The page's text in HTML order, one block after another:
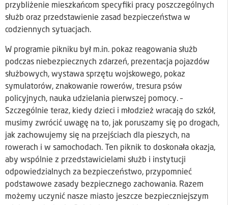
przybliżenie mieszkańcom specyfiki pracy poszczególnych
służb oraz przedstawienie zasad bezpieczeństwa w
codziennych sytuacjach.
W programie pikniku był m.in. pokaz reagowania służb
podczas niebezpiecznych zdarzeń, prezentacja pojazdów
służbowych, wystawa sprzętu wojskowego, pokaz
symulatorów, znakowanie rowerów, tresura psów
policyjnych, nauka udzielania pierwszej pomocy. –
Szczególnie teraz, kiedy dzieci i młodzież wracają do szkół,
musimy zwrócić uwagę na to, jak poruszamy się po drogach,
jak zachowujemy się na przejściach dla pieszych, na
rowerach i w samochodach. Ten piknik to doskonała okazja,
aby wspólnie z przedstawicielami służb i instytucji
odpowiedzialnych za bezpieczeństwo, przypomnieć
podstawowe zasady bezpiecznego zachowania. Razem
możemy uczynić nasze miasto jeszcze bezpieczniejszym